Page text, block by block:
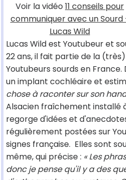
Voir la vidéo 11 conseils pour
communiquer avec un Sourd
Lucas Wild
Lucas Wild est Youtubeur et
22 ans, il fait partie de la
Youtubeurs sourds en France.
un implant cochléaire et
chose à raconter sur son
Alsacien fraîchement installé
regorge d'idées et
régulièrement postées sur
signes française. Elles sont
même, qui précise : « Les
donc je pense qu'il y a des